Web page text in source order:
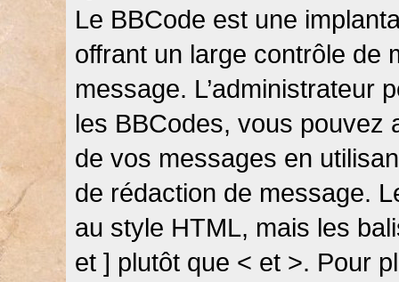
Le BBCode est une
offrant un large contrôle de
message. L’administrateur
les BBCodes, vous pouvez
de vos messages en
de rédaction de message.
au style HTML, mais les
et ] plutôt que < et >. Pour